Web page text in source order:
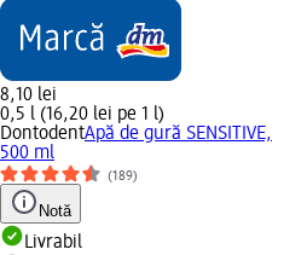
8,10 lei
0,5 l (16,20 lei pe 1 l)
DontodentApă de gură SENSITIVE,
500 ml
(189)
Notă
Livrabil